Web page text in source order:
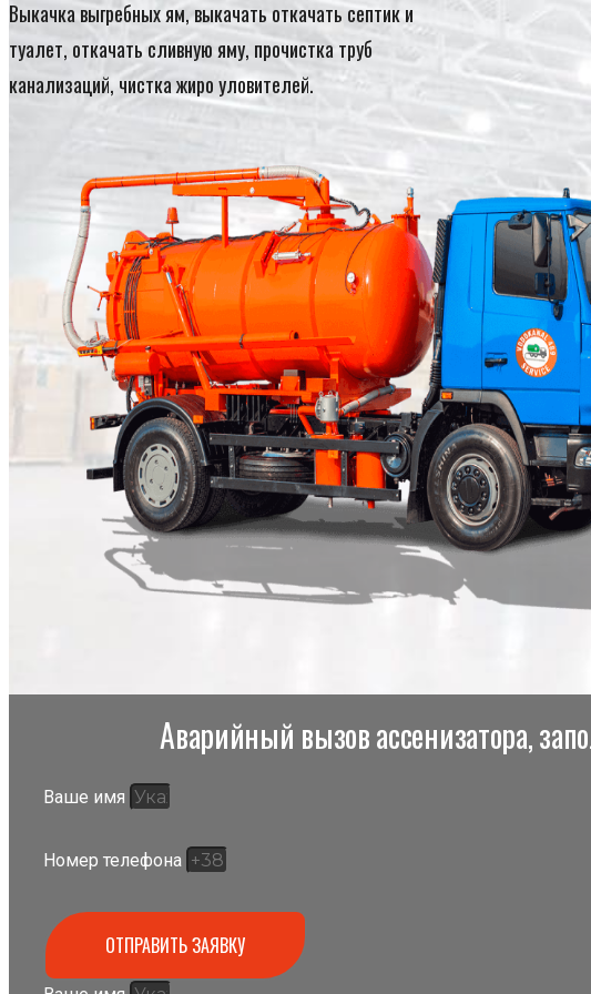
Выкачка выгребных ям, выкачать откачать септик и
туалет, откачать сливную яму, прочистка труб
канализаций, чистка жиро уловителей.
Аварийный вызов ассенизатора,
Ваше имя
Номер телефона
ОТПРАВИТЬ ЗАЯВКУ